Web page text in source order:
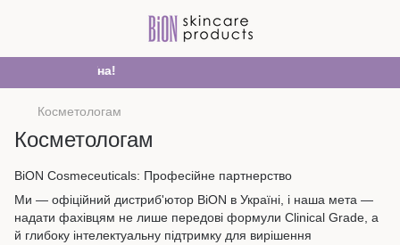
буде Україна!
Косметологам
Косметологам
BiON Cosmeceuticals: Професійне партнерство
Ми — офіційний дистриб'ютор BiON в Україні, і наша мета —
надати фахівцям не лише передові формули Clinical Grade, а
й глибоку інтелектуальну підтримку для вирішення